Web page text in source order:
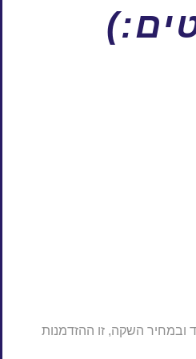
ובמחיר השקה, זו ההזדמנות